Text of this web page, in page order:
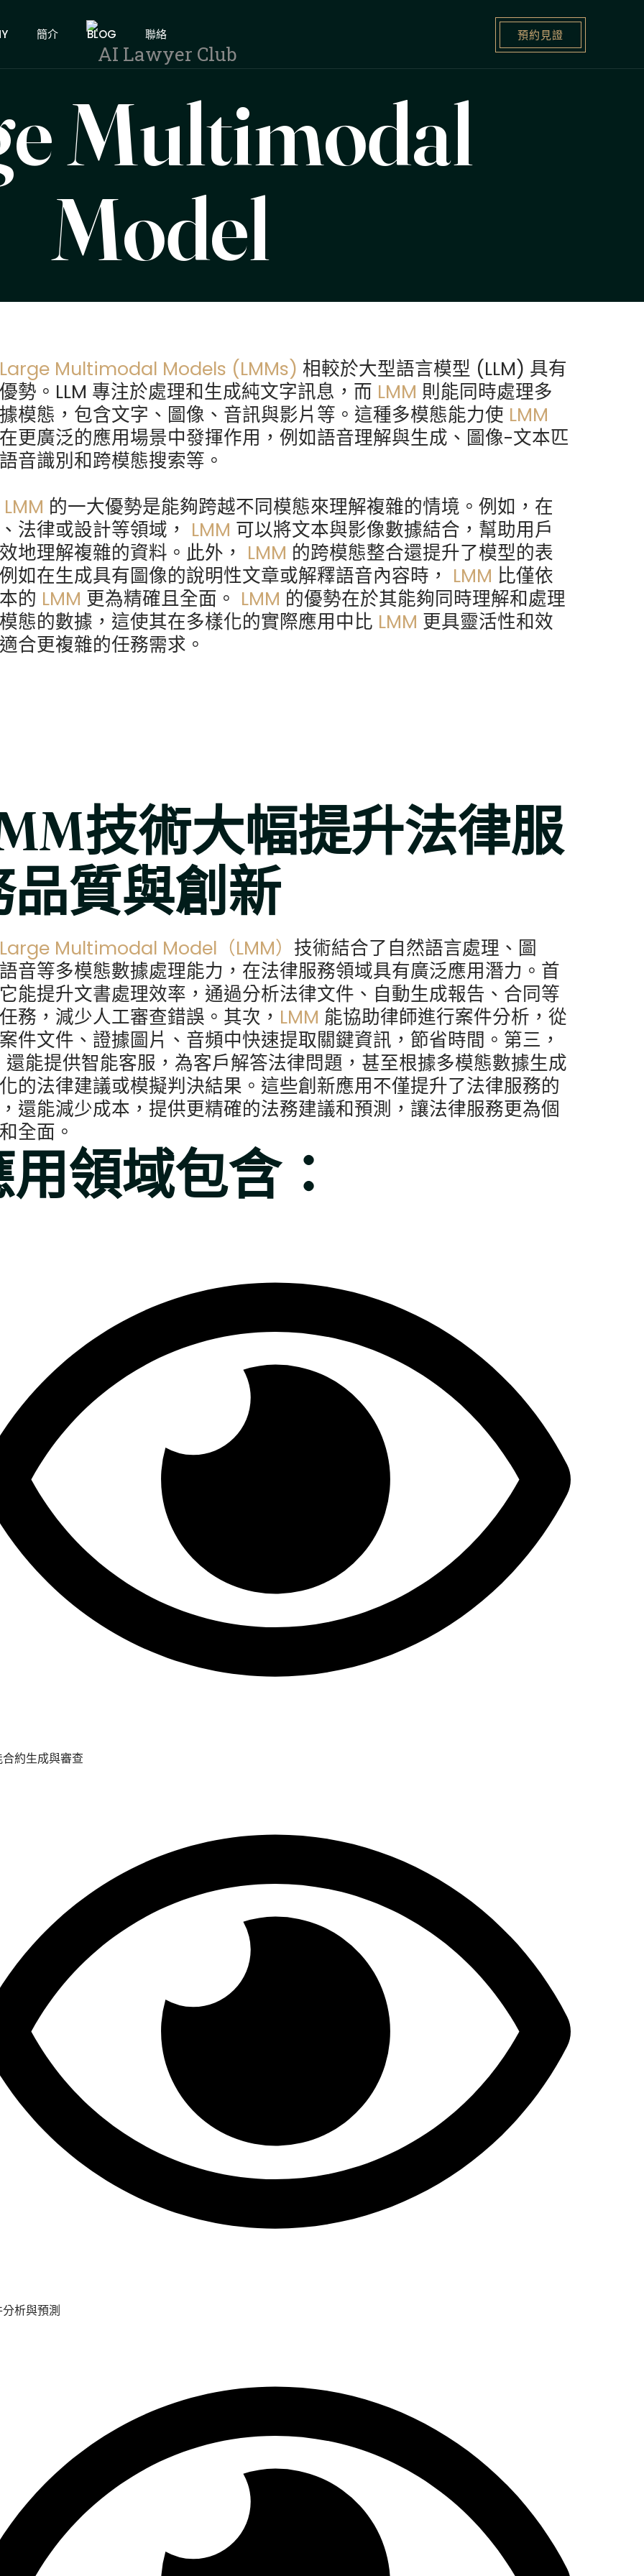
預約見證
簡介 BLOG 聯絡
Multimodal
Model
Multimodal Models (LMMs) 相較於大型語言模型 (LLM) 具有
勢。LLM 專注於處理和生成純文字訊息，而 LMM 則能同時處理多
模態，包含文字、圖像、音訊與影片等。這種多模態能力使 LMM
更廣泛的應用場景中發揮作用，例如語音理解與生成、圖像-文本匹
音識別和跨模態搜索等。
的一大優勢是能夠跨越不同模態來理解複雜的情境。例如，在
法律或設計等領域， LMM 可以將文本與影像數據結合，幫助用戶
地理解複雜的資料。此外， LMM 的跨模態整合還提升了模型的表
如在生成具有圖像的說明性文章或解釋語音內容時， LMM 比僅依
的 LMM 更為精確且全面。 LMM 的優勢在於其能夠同時理解和處理
態的數據，這使其在多樣化的實際應用中比 LMM 更具靈活性和效
合更複雜的任務需求。
技術大幅提升法律服
品質與創新
Multimodal Model（LMM） 技術結合了自然語言處理、圖
音等多模態數據處理能力，在法律服務領域具有廣泛應用潛力。首
能提升文書處理效率，通過分析法律文件、自動生成報告、合同等
務，減少人工審查錯誤。其次， LMM 能協助律師進行案件分析，從
件文件、證據圖片、音頻中快速提取關鍵資訊，節省時間。第三，
還能提供智能客服，為客戶解答法律問題，甚至根據多模態數據生成
的法律建議或模擬判決結果。這些創新應用不僅提升了法律服務的
還能減少成本，提供更精確的法務建議和預測，讓法律服務更為個
全面。
領域包含：
約生成與審查
析與預測